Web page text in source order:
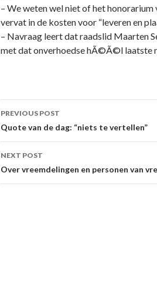
– We weten wel niet of het honorarium
vervat in de kosten voor “leveren en
– Navraag leert dat raadslid Maarten
met dat onverhoedse hÃ©Ã©l laatste
Post
navigation
PREVIOUS POST
Quote van de dag: “niets te vertellen”
NEXT POST
Over vreemdelingen en personen van